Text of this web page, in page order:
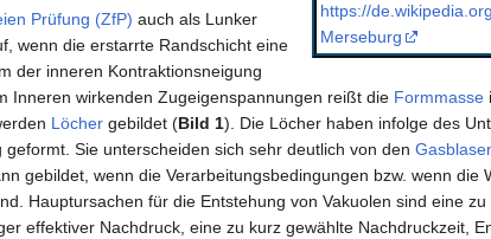
https://
Merseburg
Prüfung (ZfP) auch als Lunker
wenn die erstarrte Randschicht eine
der inneren Kontraktionsneigung
Inneren wirkenden Zugeigenspannungen reißt die Formmasse
Löcher gebildet (Bild 1). Die Löcher haben infolge des
Sie unterscheiden sich sehr deutlich von den
gebildet, wenn die Verarbeitungsbedingungen bzw. wenn die
Hauptursachen für die Entstehung von Vakuolen sind eine
effektiver Nachdruck, eine zu kurz gewählte Nachdruckzeit,